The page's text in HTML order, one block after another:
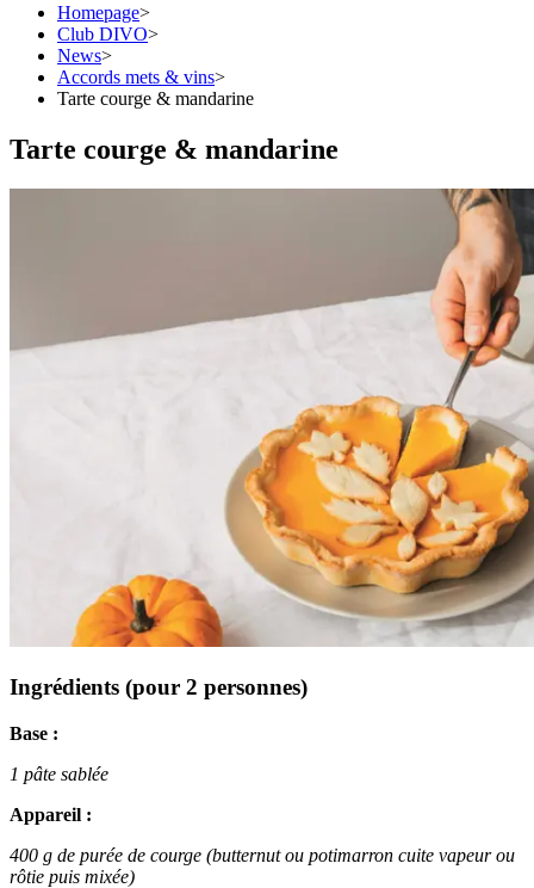
Homepage>
Club DIVO>
News>
Accords mets & vins>
Tarte courge & mandarine
Tarte courge & mandarine
Ingrédients (pour 2 personnes)
Base :
1 pâte sablée
Appareil :
400 g de purée de courge (butternut ou potimarron cuite vapeur ou
rôtie puis mixée)